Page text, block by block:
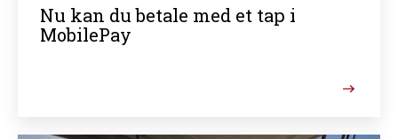
Nu kan du betale med et tap i
MobilePay